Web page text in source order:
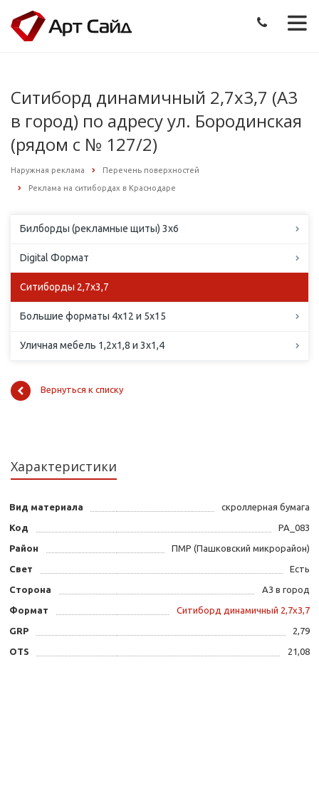
Ситиборд динамичный 2,7х3,7 (А3
в город) по адресу ул. Бородинская
(рядом с № 127/2)
Наружная реклама Перечень поверхностей
Реклама на ситибордах в Краснодаре
Билборды (рекламные щиты) 3х6
Digital Формат
Ситиборды 2,7х3,7
Большие форматы 4х12 и 5х15
Уличная мебель 1,2х1,8 и 3х1,4
Вернуться к списку
Характеристики
Вид материала скроллерная бумага
Код PA_083
Район ПМР (Пашковский микрорайон)
Свет Есть
Сторона А3 в город
Формат Ситиборд динамичный 2,7х3,7
GRP 2,79
OTS 21,08